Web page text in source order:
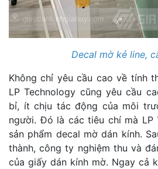
Decal mờ kẻ line,
Không chỉ yêu cầu cao về tính
LP Technology cũng yêu cầu
bỉ, ít chịu tác động của môi
người. Đó là các tiêu chí mà LP
sản phẩm decal mờ dán kính.
thành, công ty nghiệm thu và
của giấy dán kính mờ. Ngay cả